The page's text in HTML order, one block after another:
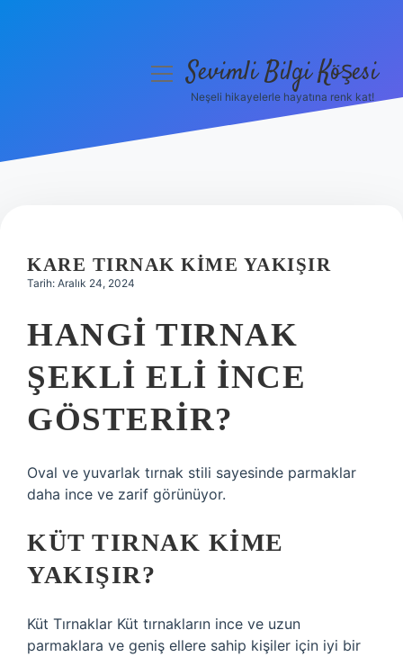
Hakkımızda
menüyüSevimli Bilgi Köşesi
Neşeli hikayelerle hayatına renk kat!
KARE TIRNAK KIME YAKIŞIR
Tarih: Aralık 24, 2024
HANGI TIRNAK
ŞEKLI ELI INCE
GÖSTERIR?
Oval ve yuvarlak tırnak stili sayesinde parmaklar
daha ince ve zarif görünüyor.
KÜT TIRNAK KIME
YAKIŞIR?
Küt Tırnaklar Küt tırnakların ince ve uzun
parmaklara ve geniş ellere sahip kişiler için iyi bir